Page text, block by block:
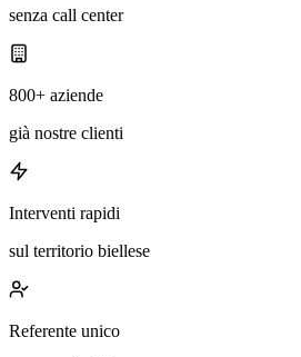
senza call center
800+ aziende
già nostre clienti
Interventi rapidi
sul territorio biellese
Referente unico